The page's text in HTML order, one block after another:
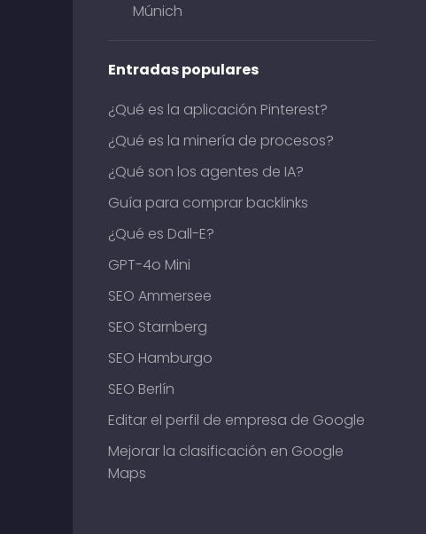
Múnich
Entradas populares
¿Qué es la aplicación Pinterest?
¿Qué es la minería de procesos?
¿Qué son los agentes de IA?
Guía para comprar backlinks
¿Qué es Dall-E?
GPT-4o Mini
SEO Ammersee
SEO Starnberg
SEO Hamburgo
SEO Berlín
Editar el perfil de empresa de Google
Mejorar la clasificación en Google
Maps